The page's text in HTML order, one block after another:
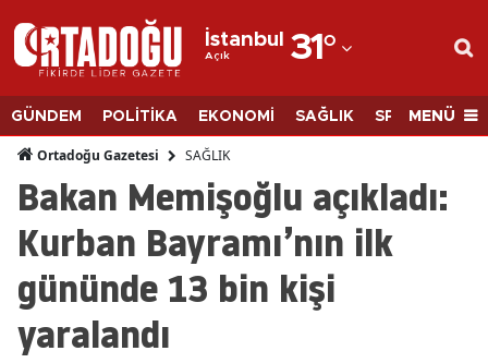
İstanbul
Açık 31°
Adana
Adıyaman
Afyonkarahisar
Ağrı
Amasya
Ankara
GÜNDEM POLİTİKA EKONOMİ SAĞLIK SPORMENÜ
Ortadoğu Gazetesi SAĞLIK
Bakan Memişoğlu açıkladı:
Kurban Bayramı’nın ilk
gününde 13 bin kişi
yaralandı